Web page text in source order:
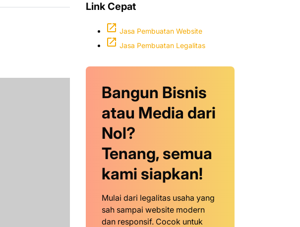
Link Cepat
Jasa Pembuatan Website
Jasa Pembuatan Legalitas
Bangun Bisnis
atau Media dari
Nol?
Tenang, semua
kami siapkan!
Mulai dari legalitas usaha yang
sah sampai website modern
dan responsif. Cocok untuk